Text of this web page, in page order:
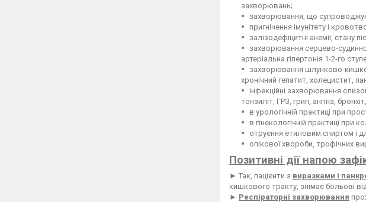
захворювань;
захворювання, що
пригнічення імунітету і
залізодефіцитні анемії, стану
захворювання серцево-
артеріальна гіпертонія 1-2-го
захворювання шлунково-
хронічний гепатит, холецистит,
інфекційні захворювання
тонзиліт, ГРЗ, грип, ангіна,
в урологічній практиці при
в гінекологічній практиці при
отруєння етиловим спиртом і
опікової хвороби, трофічних
Позитивні дії напою
► Так, пацієнти з виразками і
кишкового тракту, знімає больові
► Респіраторні захворювання